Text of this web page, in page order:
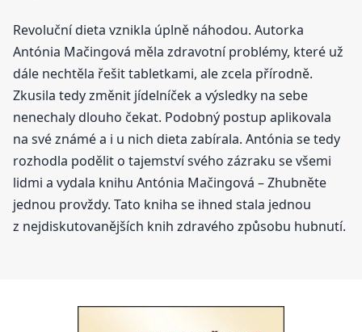
Revoluční dieta vznikla úplně náhodou. Autorka
Antónia Mačingová měla zdravotní problémy, které už
dále nechtěla řešit tabletkami, ale zcela přírodně.
Zkusila tedy změnit jídelníček a výsledky na sebe
nenechaly dlouho čekat. Podobný postup aplikovala
na své známé a i u nich dieta zabírala. Antónia se tedy
rozhodla podělit o tajemství svého zázraku se všemi
lidmi a vydala knihu Antónia Mačingová – Zhubněte
jednou provždy. Tato kniha se ihned stala jednou
z nejdiskutovanějších knih zdravého způsobu hubnutí.